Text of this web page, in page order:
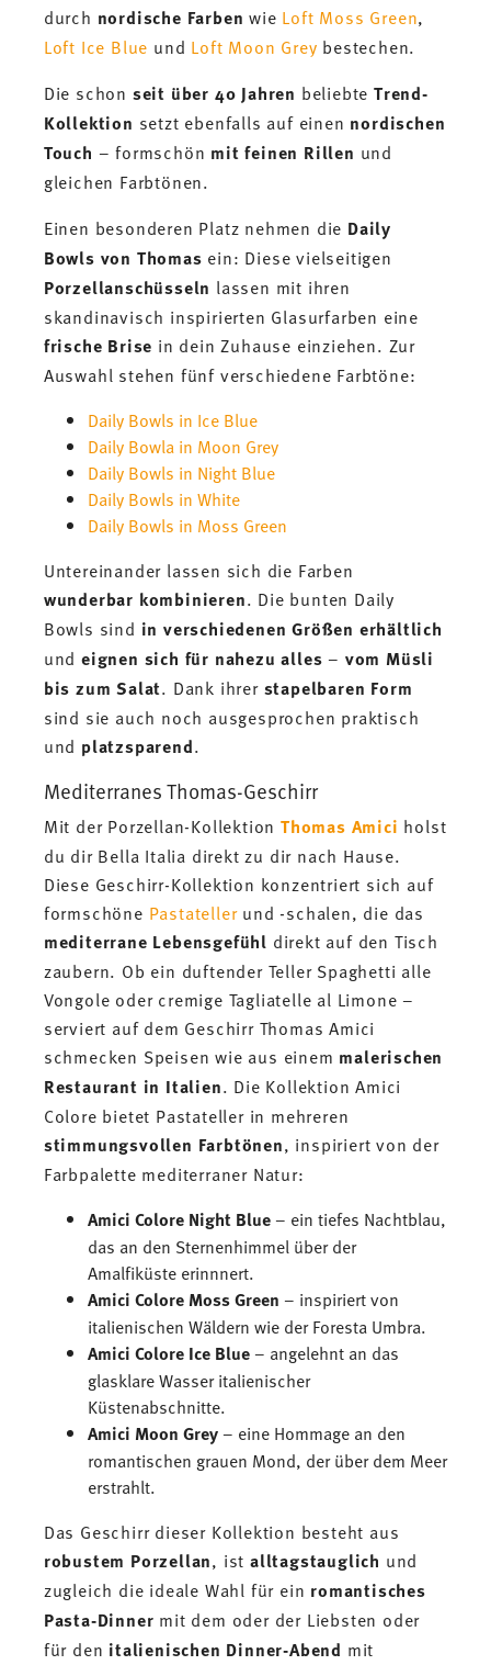
durch nordische Farben wie Loft Moss Green,
Loft Ice Blue und Loft Moon Grey bestechen.
Die schon seit über 40 Jahren beliebteTrend-
Kollektion setzt ebenfalls auf einen nordischen
Touch – formschön mit feinen Rillen und
gleichen Farbtönen.
Einen besonderen Platz nehmen die Daily
Bowls von Thomas ein: Diese vielseitigen
Porzellanschüsseln lassen mit ihren
skandinavisch inspirierten Glasurfarben eine
frische Brise in dein Zuhause einziehen. Zur
Auswahl stehen fünf verschiedene Farbtöne:
Daily Bowls in Ice Blue
Daily Bowla in Moon Grey
Daily Bowls in Night Blue
Daily Bowls in White
Daily Bowls in Moss Green
Untereinander lassen sich die Farben
wunderbar kombinieren. Die bunten Daily
Bowls sind in verschiedenen Größen erhältlich
undeignen sich für nahezu alles – vom Müsli
bis zum Salat. Dank ihrer stapelbaren Form
sind sie auch noch ausgesprochen praktisch
und platzsparend.
Mediterranes Thomas-Geschirr
Mit der Porzellan-KollektionThomas Amici holst
du dir Bella Italia direkt zu dir nach Hause.
Diese Geschirr-Kollektion konzentriert sich auf
formschöne Pastatellerund -schalen, die das
mediterrane Lebensgefühl direkt auf den Tisch
zaubern. Ob ein duftender Teller Spaghetti alle
Vongole oder cremige Tagliatelle al Limone –
serviert auf dem Geschirr Thomas Amici
schmecken Speisen wie aus einem malerischen
Restaurant in Italien. Die Kollektion Amici
Colore bietet Pastateller in mehreren
stimmungsvollen Farbtönen, inspiriert von der
Farbpalette mediterraner Natur:
Amici Colore Night Blue– ein tiefes Nachtblau,
das an den Sternenhimmel über der
Amalfiküste erinnnert.
Amici Colore Moss Green – inspiriert von
italienischen Wäldern wie der Foresta Umbra.
Amici Colore Ice Blue– angelehnt an das
glasklare Wasser italienischer
Küstenabschnitte.
Amici Moon Grey– eine Hommage an den
romantischen grauen Mond, der über dem Meer
erstrahlt.
Das Geschirr dieser Kollektion besteht aus
robustem Porzellan, istalltagstauglich und
zugleich die ideale Wahl für ein romantisches
Pasta-Dinner mit dem oder der Liebsten oder
für den italienischen Dinner-Abend mit